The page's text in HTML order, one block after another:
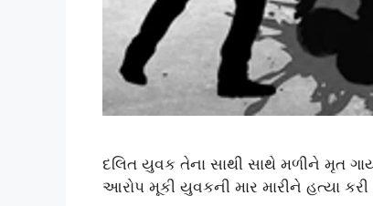
દલિત યુવક તેના સાથી સાથે મળીને મૃત
આરોપ મૂકી યુવકની માર મારીને હત્યા કરી